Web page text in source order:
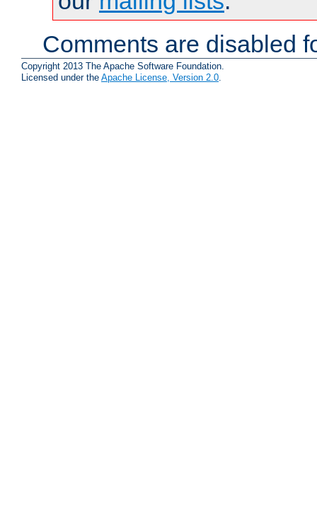
Comments are disabled
Copyright 2013 The Apache Software Foundation.
Licensed under the Apache License, Version 2.0